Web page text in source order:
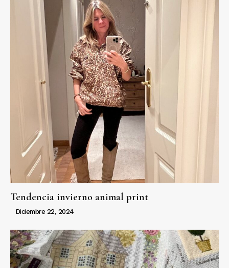
Tendencia invierno animal print
Diciembre 22, 2024